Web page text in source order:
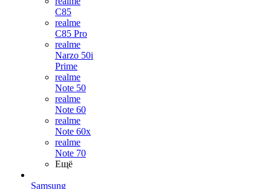
C85
realme
C85 Pro
realme
Narzo 50i
Prime
realme
Note 50
realme
Note 60
realme
Note 60x
realme
Note 70
Ещё
Samsung